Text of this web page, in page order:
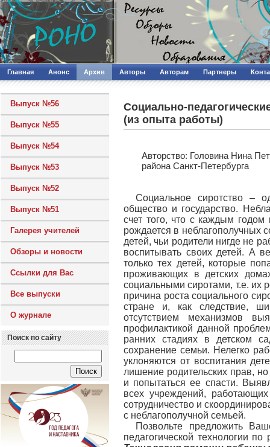
Главная Анонс Архив Авторы Авторам Партнеры
Выпуск №56
Выпуск №55
Выпуск №54
Выпуск №53
Выпуск №52
Выпуск №51
Галерея учителей
Обзоры и новости
Ссылки для Вас
Все выпуски
О журнале
Поиск по сайту
Социально-
(из опыта работы)
Авторcтво: Головина Нина
района Санкт-Петербурга
Социальное сиротство –
общество и государство.
счет того, что с каждым
рождается в неблагополучных
детей, чьи родители нигде не
воспитывать своих детей. А
только тех детей, которые
проживающих в детских
социальными сиротами, т.е. их
причина роста социального
стране и, как следствие,
отсутствием механизмов
профилактикой данной
ранних стадиях в детском
сохранение семьи. Нелегко
уклоняются от воспитания
лишение родительских прав,
и попытаться ее спасти.
всех учреждений,
сотрудничество и
с неблагополучной семьей.
Позвольте предложить
педагогической технологии